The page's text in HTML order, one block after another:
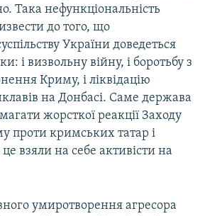
Така нефункціональність
до того, що
України доведеться
і визвольну війну, і боротьбу з
Криму, і ліквідацію
на Донбасі. Саме держава
жорсткої реакції Заходу
проти кримських татар і
взяли на себе активісти на
умиротворення агресора